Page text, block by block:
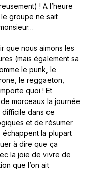
! A l’heure
groupe ne sait
que nous aimons les
(mais également sa
le punk, le
le reggaeton,
quoi ! Et
morceaux la journée
dans ce
et de résumer
la plupart
à dire que ça
la joie de vivre de
que l’on ait